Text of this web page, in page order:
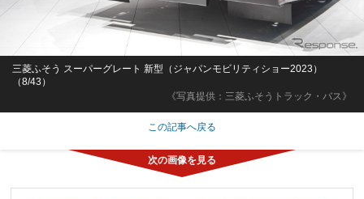
《写真提供：三菱ふそうトラック・バス》
三菱ふそう スーパーグレート 新型（ジャパンモビリティショー2023）
（8/43）
この記事へ戻る